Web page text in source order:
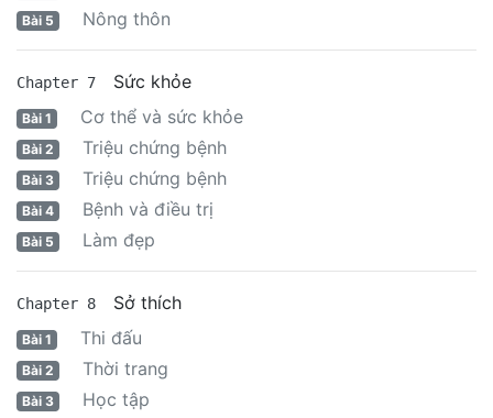
Bài 5 Nông thôn
Chapter 7 Sức khỏe
Bài 1 Cơ thể và sức khỏe
Bài 2 Triệu chứng bệnh
Bài 3 Triệu chứng bệnh
Bài 4 Bệnh và điều trị
Bài 5 Làm đẹp
Chapter 8 Sở thích
Bài 1 Thi đấu
Bài 2 Thời trang
Bài 3 Học tập